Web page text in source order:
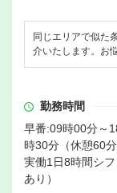
同じエリアで似た
介いたします。お
勤務時間
早番:09時00分～
時30分（休憩60
実働1日8時間シ
あり）